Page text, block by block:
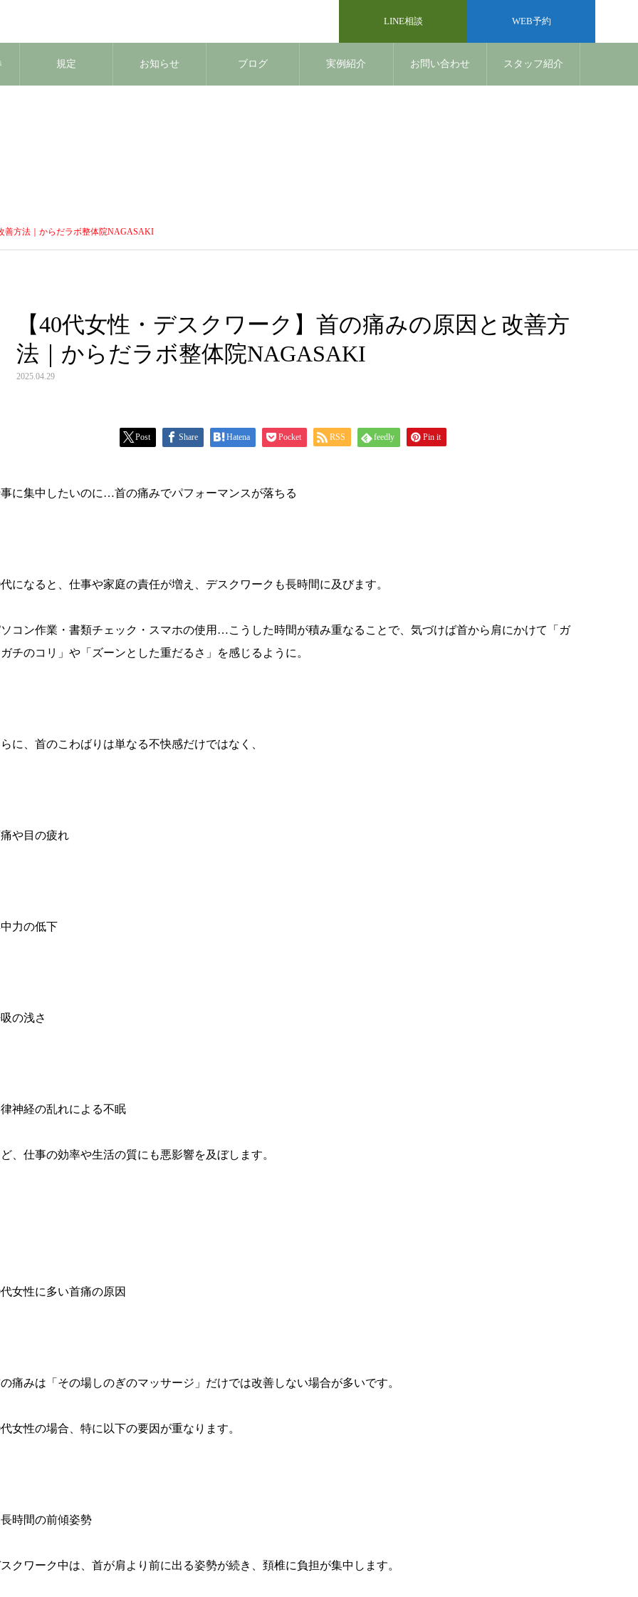
LINE相談 WEB予約
規定 お知らせ ブログ 実例紹介 お問い合わせ スタッフ紹介
善方法｜からだラボ整体院NAGASAKI
【40代女性・デスクワーク】首の痛みの原因と改善方
法｜からだラボ整体院NAGASAKI
2025.04.29
Post Share Hatena Pocket RSS feedly Pin it
に集中したいのに…首の痛みでパフォーマンスが落ちる
になると、仕事や家庭の責任が増え、デスクワークも長時間に及びます。
コン作業・書類チェック・スマホの使用…こうした時間が積み重なることで、気づけば首から肩にかけて「ガ
チのコリ」や「ズーンとした重だるさ」を感じるように。
に、首のこわばりは単なる不快感だけではなく、
や目の疲れ
力の低下
の浅さ
神経の乱れによる不眠
、仕事の効率や生活の質にも悪影響を及ぼします。
女性に多い首痛の原因
痛みは「その場しのぎのマッサージ」だけでは改善しない場合が多いです。
女性の場合、特に以下の要因が重なります。
時間の前傾姿勢
クワーク中は、首が肩より前に出る姿勢が続き、頚椎に負担が集中します。